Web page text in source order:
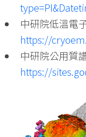
中研院低溫電
https://
中研院公用質
https://